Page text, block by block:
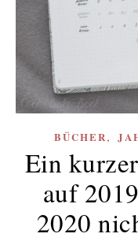
BÜCHER,
Ein
auf
2020